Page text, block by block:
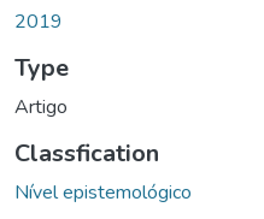
2019
Type
Artigo
Classfication
Nível epistemológico